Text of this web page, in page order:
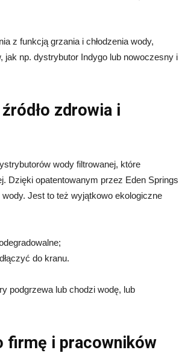
z funkcją grzania i chłodzenia wody,
np. dystrybutor Indygo lub nowoczesny i
zdrowia i
wody filtrowanej, które
Dzięki opatentowanym przez Eden Springs
Jest to też wyjątkowo ekologiczne
do kranu.
podgrzewa lub chodzi wodę, lub
firmę i pracowników